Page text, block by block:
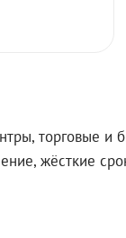
торговые
жёсткие